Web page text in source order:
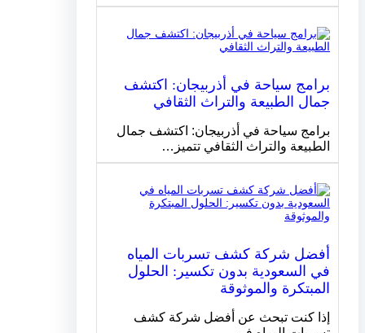
برامج سياحة في أذربيجان: اكتشف
جمال الطبيعة والتراث الثقافي
برامج سياحة في أذربيجان: اكتشف جمال
الطبيعة والتراث الثقافي تتميز…
أفضل شركة كشف تسربات المياه
في السعودية بدون تكسير: الحلول
المبتكرة والموثوقة
إذا كنت تبحث عن أفضل شركة كشف